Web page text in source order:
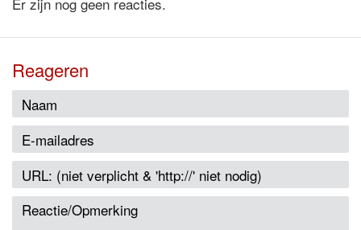
Reageren